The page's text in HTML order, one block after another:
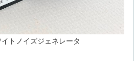
トノイズジェネレータ